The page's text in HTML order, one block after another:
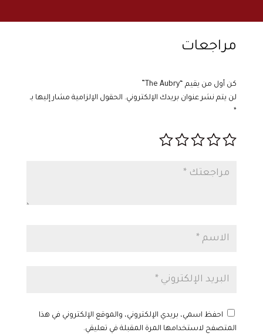
مراجعات
كن أول من يقيم “The Aubry”
لن يتم نشر عنوان بريدك الإلكتروني. الحقول الإلزامية مشار إليها بـ
*
احفظ اسمي، بريدي الإلكتروني، والموقع الإلكتروني في هذا
المتصفح لاستخدامها المرة المقبلة في تعليقي.